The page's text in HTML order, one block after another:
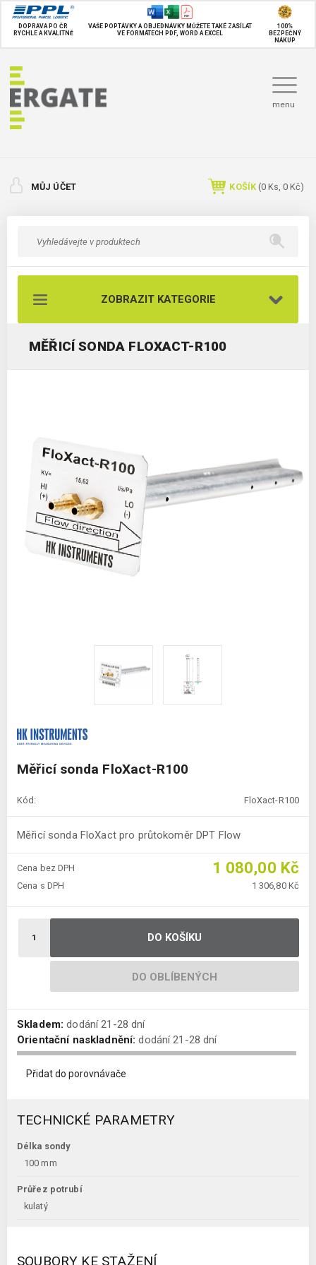
DOPRAVA PO ČR
RYCHLE A KVALITNĚ
VAŠE POPTÁVKY A OBJEDNÁVKY MŮŽETE TAKÉ ZASÍLAT
VE FORMÁTECH PDF, WORD A EXCEL
100%
BEZPEČNÝ
NÁKUP
menu
MŮJ ÚČET KOŠÍK (0 Ks, 0 Kč)
ZOBRAZIT KATEGORIE
MĚŘICÍ SONDA FLOXACT-R100
Měřicí sonda FloXact-R100
Kód: FloXact-R100
Měřicí sonda FloXact pro průtokoměr DPT Flow
Cena bez DPH 1 080,00 Kč
Cena s DPH 1 306,80 Kč
DO KOŠÍKU
DO OBLÍBENÝCH
Skladem: dodání 21-28 dní
Orientační naskladnění: dodání 21-28 dní
Přidat do porovnávače
TECHNICKÉ PARAMETRY
Délka sondy
100 mm
Průřez potrubí
kulatý
SOUBORY KE STAŽENÍ